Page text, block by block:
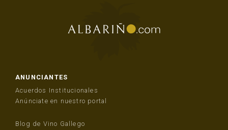
ANUNCIANTES
Acuerdos Institucionales
Anúnciate en nuestro portal
Blog de Vino Gallego